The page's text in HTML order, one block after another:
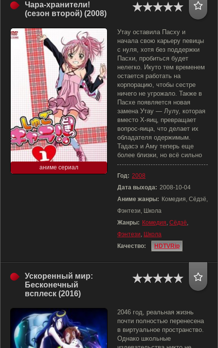
Чара-хранители!
(сезон второй) (2008)
аниме сериал
Утау оставила Пасху и
начала свою карьеру певицы
с нуля, хотя без поддержки
Пасхи, пробиться будет
нелегко. Икуто тем временем
остается работать на
корпорацию, чтобы сестре
ничего не угрожало. Также в
Пасхе появляется новая
замена Утау — Лулу, которая
вместо Х-яиц, превращает
вопрос-яица, что делает их
обладателя одержимым.
Тадасэ и Аму теперь еще
более близки, но всё сильно
Год: 2008
Дата выхода: 2008-10-04
Аниме жанры: Комедия, Сёдзё,
Фэнтези, Школа
Жанры: Комедия, Сёдзё,
Фэнтези, Школа
Качество:
HDTVRip
Ускоренный мир:
Бесконечный
всплеск (2016)
2046 год, реальная жизнь
почти полностью перенесена
в виртуальное пространство.
Однако школьные